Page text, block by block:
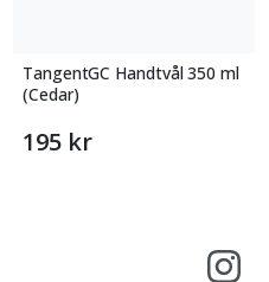
TangentGC Handtvål 350 ml
(Cedar)
195 kr